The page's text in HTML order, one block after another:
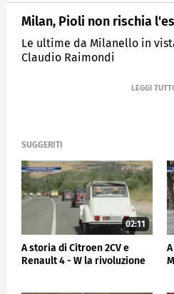
Milan, Pioli non rischia
Le ultime da Milanello in
Claudio Raimondi
SPORTMEDIASET
SUGGERITI
02:11
A storia di Citroen 2CV e
Renault 4 - W la rivoluzione